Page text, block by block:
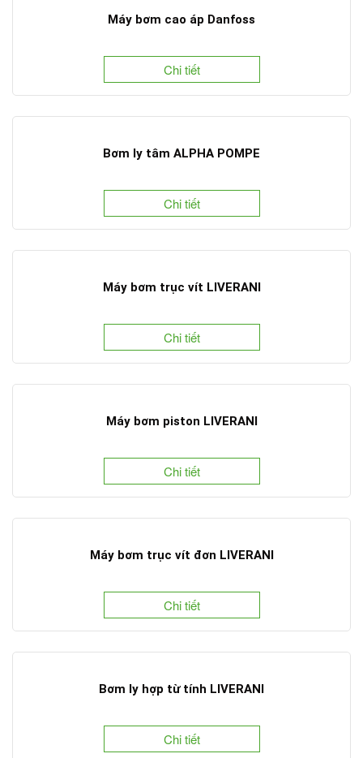
Máy bơm cao áp Danfoss
Chi tiết
Bơm ly tâm ALPHA POMPE
Chi tiết
Máy bơm trục vít LIVERANI
Chi tiết
Máy bơm piston LIVERANI
Chi tiết
Máy bơm trục vít đơn LIVERANI
Chi tiết
Bơm ly hợp từ tính LIVERANI
Chi tiết